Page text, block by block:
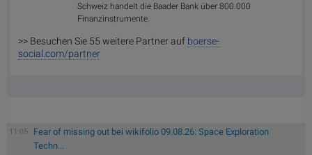
Schweiz handelt die Baader Bank über 800.000
Finanzinstrumente.
>> Besuchen Sie 55 weitere Partner auf boerse-
social.com/partner
11:05
Fear of missing out bei wikifolio 09.08.26: Space Exploration
Techn...